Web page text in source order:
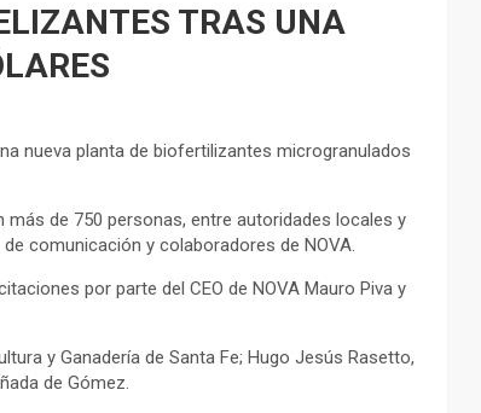
TRAS UNA
nueva planta de biofertilizantes microgranulados
más de 750 personas, entre autoridades locales y
comunicación y colaboradores de NOVA.
por parte del CEO de NOVA Mauro Piva y
y Ganadería de Santa Fe; Hugo Jesús Rasetto,
de Gómez.